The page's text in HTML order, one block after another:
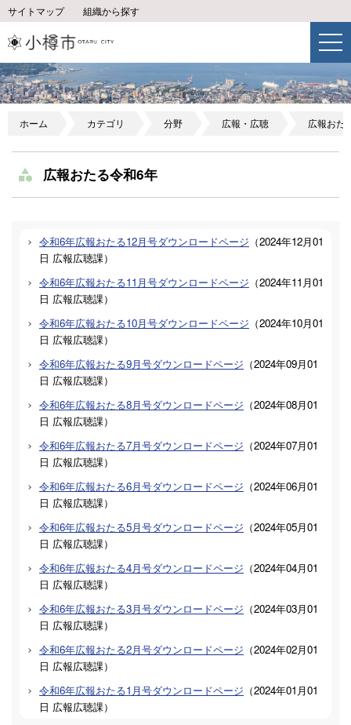
サイトマップ 組織から探す
ホーム カテゴリ 分野 広報・広聴 広報おた
広報おたる令和6年
令和6年広報おたる12月号ダウンロードページ （2024年12月01
日 広報広聴課）
令和6年広報おたる11月号ダウンロードページ （2024年11月01
日 広報広聴課）
令和6年広報おたる10月号ダウンロードページ （2024年10月01
日 広報広聴課）
令和6年広報おたる9月号ダウンロードページ （2024年09月01
日 広報広聴課）
令和6年広報おたる8月号ダウンロードページ （2024年08月01
日 広報広聴課）
令和6年広報おたる7月号ダウンロードページ （2024年07月01
日 広報広聴課）
令和6年広報おたる6月号ダウンロードページ （2024年06月01
日 広報広聴課）
令和6年広報おたる5月号ダウンロードページ （2024年05月01
日 広報広聴課）
令和6年広報おたる4月号ダウンロードページ （2024年04月01
日 広報広聴課）
令和6年広報おたる3月号ダウンロードページ （2024年03月01
日 広報広聴課）
令和6年広報おたる2月号ダウンロードページ （2024年02月01
日 広報広聴課）
令和6年広報おたる1月号ダウンロードページ （2024年01月01
日 広報広聴課）